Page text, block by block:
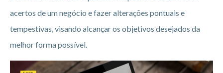
acertos de um negócio e fazer alterações pontuais e
tempestivas, visando alcançar os objetivos desejados da
melhor forma possível.